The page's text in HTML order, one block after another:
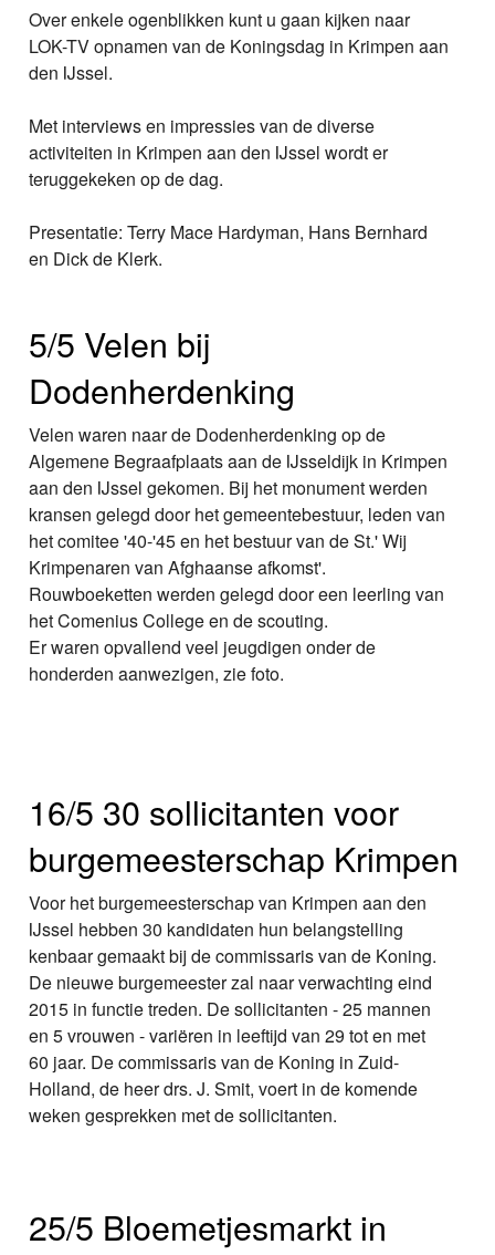
Over enkele ogenblikken kunt u gaan kijken naar
LOK-TV opnamen van de Koningsdag in Krimpen aan
den IJssel.
Met interviews en impressies van de diverse
activiteiten in Krimpen aan den IJssel wordt er
teruggekeken op de dag.
Presentatie: Terry Mace Hardyman, Hans Bernhard
en Dick de Klerk.
5/5 Velen bij
Dodenherdenking
Velen waren naar de Dodenherdenking op de
Algemene Begraafplaats aan de IJsseldijk in Krimpen
aan den IJssel gekomen. Bij het monument werden
kransen gelegd door het gemeentebestuur, leden van
het comitee '40-'45 en het bestuur van de St.' Wij
Krimpenaren van Afghaanse afkomst'.
Rouwboeketten werden gelegd door een leerling van
het Comenius College en de scouting.
Er waren opvallend veel jeugdigen onder de
honderden aanwezigen, zie foto.
16/5 30 sollicitanten voor
burgemeesterschap Krimpen
Voor het burgemeesterschap van Krimpen aan den
IJssel hebben 30 kandidaten hun belangstelling
kenbaar gemaakt bij de commissaris van de Koning.
De nieuwe burgemeester zal naar verwachting eind
2015 in functie treden. De sollicitanten - 25 mannen
en 5 vrouwen - variëren in leeftijd van 29 tot en met
60 jaar. De commissaris van de Koning in Zuid-
Holland, de heer drs. J. Smit, voert in de komende
weken gesprekken met de sollicitanten.
25/5 Bloemetjesmarkt in